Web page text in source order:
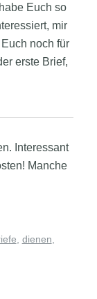
Euch so
mir
noch für
erste Brief,
Interessant
Manche
dienen